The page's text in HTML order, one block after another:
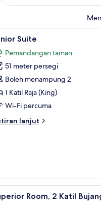
mini, peti besi dalam bilik
4 Suite
Pemandangan taman
51 meter persegi
Boleh menampung 2
1 Katil Raja (King)
Wi-Fi percuma
lanjut
tempat tidur
2 Room, 2 Katil